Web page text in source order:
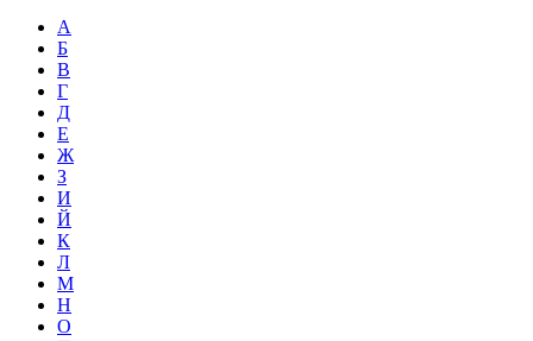
А
Б
В
Г
Д
Е
Ж
З
И
Й
К
Л
М
Н
О